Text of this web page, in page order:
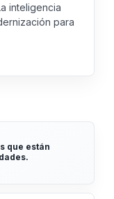
inteligencia
para
que están